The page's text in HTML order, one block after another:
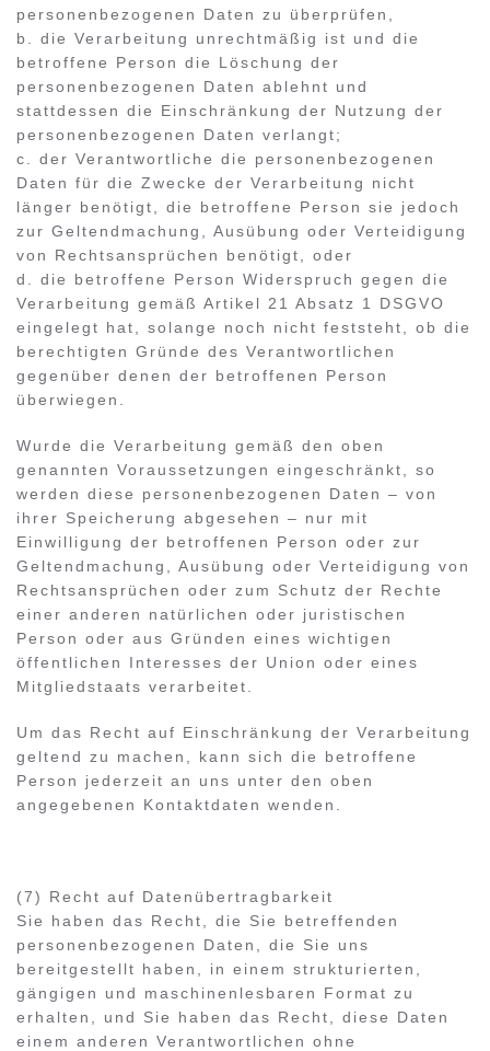
personenbezogenen Daten zu überprüfen,
b. die Verarbeitung unrechtmäßig ist und die
betroffene Person die Löschung der
personenbezogenen Daten ablehnt und
stattdessen die Einschränkung der Nutzung der
personenbezogenen Daten verlangt;
c. der Verantwortliche die personenbezogenen
Daten für die Zwecke der Verarbeitung nicht
länger benötigt, die betroffene Person sie jedoch
zur Geltendmachung, Ausübung oder Verteidigung
von Rechtsansprüchen benötigt, oder
d. die betroffene Person Widerspruch gegen die
Verarbeitung gemäß Artikel 21 Absatz 1 DSGVO
eingelegt hat, solange noch nicht feststeht, ob die
berechtigten Gründe des Verantwortlichen
gegenüber denen der betroffenen Person
überwiegen.
Wurde die Verarbeitung gemäß den oben
genannten Voraussetzungen eingeschränkt, so
werden diese personenbezogenen Daten – von
ihrer Speicherung abgesehen – nur mit
Einwilligung der betroffenen Person oder zur
Geltendmachung, Ausübung oder Verteidigung von
Rechtsansprüchen oder zum Schutz der Rechte
einer anderen natürlichen oder juristischen
Person oder aus Gründen eines wichtigen
öffentlichen Interesses der Union oder eines
Mitgliedstaats verarbeitet.
Um das Recht auf Einschränkung der Verarbeitung
geltend zu machen, kann sich die betroffene
Person jederzeit an uns unter den oben
angegebenen Kontaktdaten wenden.
(7) Recht auf Datenübertragbarkeit
Sie haben das Recht, die Sie betreffenden
personenbezogenen Daten, die Sie uns
bereitgestellt haben, in einem strukturierten,
gängigen und maschinenlesbaren Format zu
erhalten, und Sie haben das Recht, diese Daten
einem anderen Verantwortlichen ohne